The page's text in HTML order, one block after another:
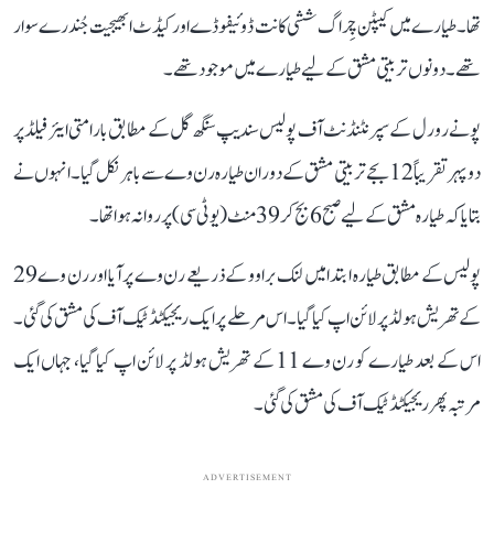
تھا۔ طیارے میں کیپٹن چِراگ ششی کانت ڈوئیفوڈے اور کیڈٹ ابھیجیت جُندرے سوار
تھے۔ دونوں تربیتی مشق کے لیے طیارے میں موجود تھے۔
پونے رورل کے سپرنٹنڈنٹ آف پولیس سندیپ سنگھ گل کے مطابق بارامتی ایئر فیلڈ پر
دوپہر تقریباً 12 بجے تربیتی مشق کے دوران طیارہ رن وے سے باہر نکل گیا۔ انہوں نے
بتایا کہ طیارہ مشق کے لیے صبح 6 بج کر 39 منٹ (یو ٹی سی) پر روانہ ہوا تھا۔
پولیس کے مطابق طیارہ ابتدا میں لنک براوو کے ذریعے رن وے پر آیا اور رن وے 29
کے تھریش ہولڈ پر لائن اپ کیا گیا۔ اس مرحلے پر ایک ریجیکٹڈ ٹیک آف کی مشق کی گئی۔
اس کے بعد طیارے کو رن وے 11 کے تھریش ہولڈ پر لائن اپ کیا گیا، جہاں ایک
مرتبہ پھر ریجیکٹڈ ٹیک آف کی مشق کی گئی۔
ADVERTISEMENT